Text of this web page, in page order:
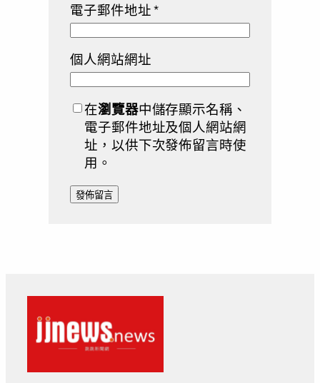
電子郵件地址*
個人網站網址
在瀏覽器中儲存顯示名稱、
電子郵件地址及個人網站網
址，以供下次發佈留言時使
用。